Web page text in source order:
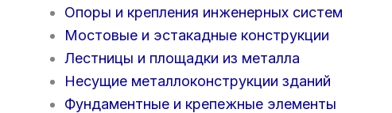
Опоры и крепления инженерных систем
Мостовые и эстакадные конструкции
Лестницы и площадки из металла
Несущие металлоконструкции зданий
Фундаментные и крепежные элементы